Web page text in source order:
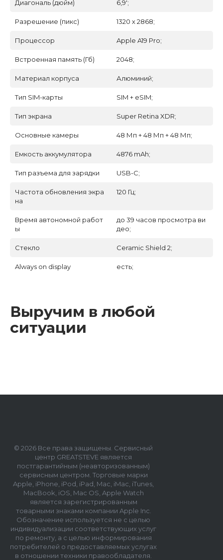
Диагональ (дюйм) 6,9';
Разрешение (пикс) 1320 х 2868;
Процессор Apple A19 Pro;
Встроенная память (Гб) 2048;
Материал корпуса Алюминий;
Тип SIM-карты SIM + eSIM;
Тип экрана Super Retina XDR;
Основные камеры 48 Мп + 48 Мп + 48 Мп;
Емкость аккумулятора 4876 mAh;
Тип разъема для зарядки USB-C;
Частота обновления экра
на
120 Гц;
Время автономной работ
ы
до 39 часов просмотра ви
део;
Стекло Ceramic Shield 2;
Always on display есть;
Выручим в любой
ситуации
© 2026 Все права защищены. Сервисный
центр GREATSTEVE является
постгарантийным (неавторизованным)
сервисным центром. Торговые марки
Apple, iPhone, iPod, iPad, Mac, iMac, iTunes,
MacBook, iOS, Mac OS, Apple Watch
является зарегистрированным
товарными знаками компании Apple Inc.
Обозначение используется не с целью
индивидуализации соответствующих услуг
по ремонту, а с целью информирования
потребителей о предоставляемых услугах
в отношении техники правообладателя.